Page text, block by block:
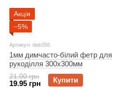
Акція
−5%
Артикул: dek056
1мм димчасто-білий фетр для
рукоділля 300x300мм
21.00 грн
19.95 грн Купити